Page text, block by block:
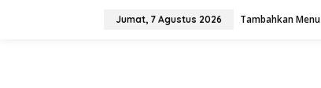
Jumat, 7 Agustus 2026 Tambahkan Menu